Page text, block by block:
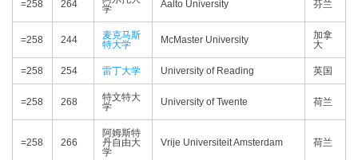
=258 264
学
Aalto University 芬兰
=258 244
麦克马斯
特大学
McMaster University
加拿
大
=258 254 雷丁大学 University of Reading 英国
=258 268
特文特大
学
University of Twente 荷兰
=258 266
阿姆斯特
丹自由大
学
Vrije Universiteit Amsterdam 荷兰